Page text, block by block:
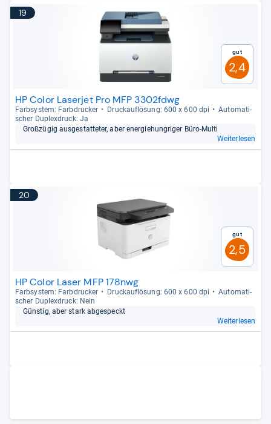
19
Gut
2,4
HP Color Laserjet Pro MFP 3302fdwg
Farb­sys­tem: Farb­dru­cker Druck­auf­lö­sung: 600 x 600 dpi
Auto­ma­ti­
scher Duplex­druck: Ja
Groß­zü­gig aus­ge­stat­te­ter, aber ener­gie­hung­ri­ger Büro-​Multi
Weiterlesen
20
Gut
2,5
HP Color Laser MFP 178nwg
Farb­sys­tem: Farb­dru­cker Druck­auf­lö­sung: 600 x 600 dpi
Auto­ma­ti­
scher Duplex­druck: Nein
Güns­tig, aber stark abge­speckt
Weiterlesen